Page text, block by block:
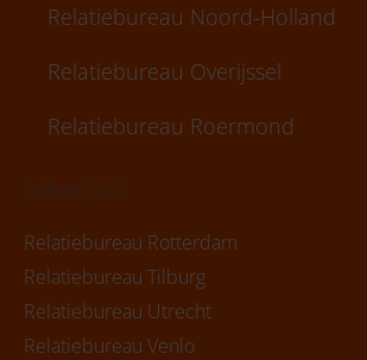
Relatiebureau Noord-Holland
Relatiebureau Overijssel
Relatiebureau Roermond
Lokaal 2/2
Relatiebureau Rotterdam
Relatiebureau Tilburg
Relatiebureau Utrecht
Relatiebureau Venlo